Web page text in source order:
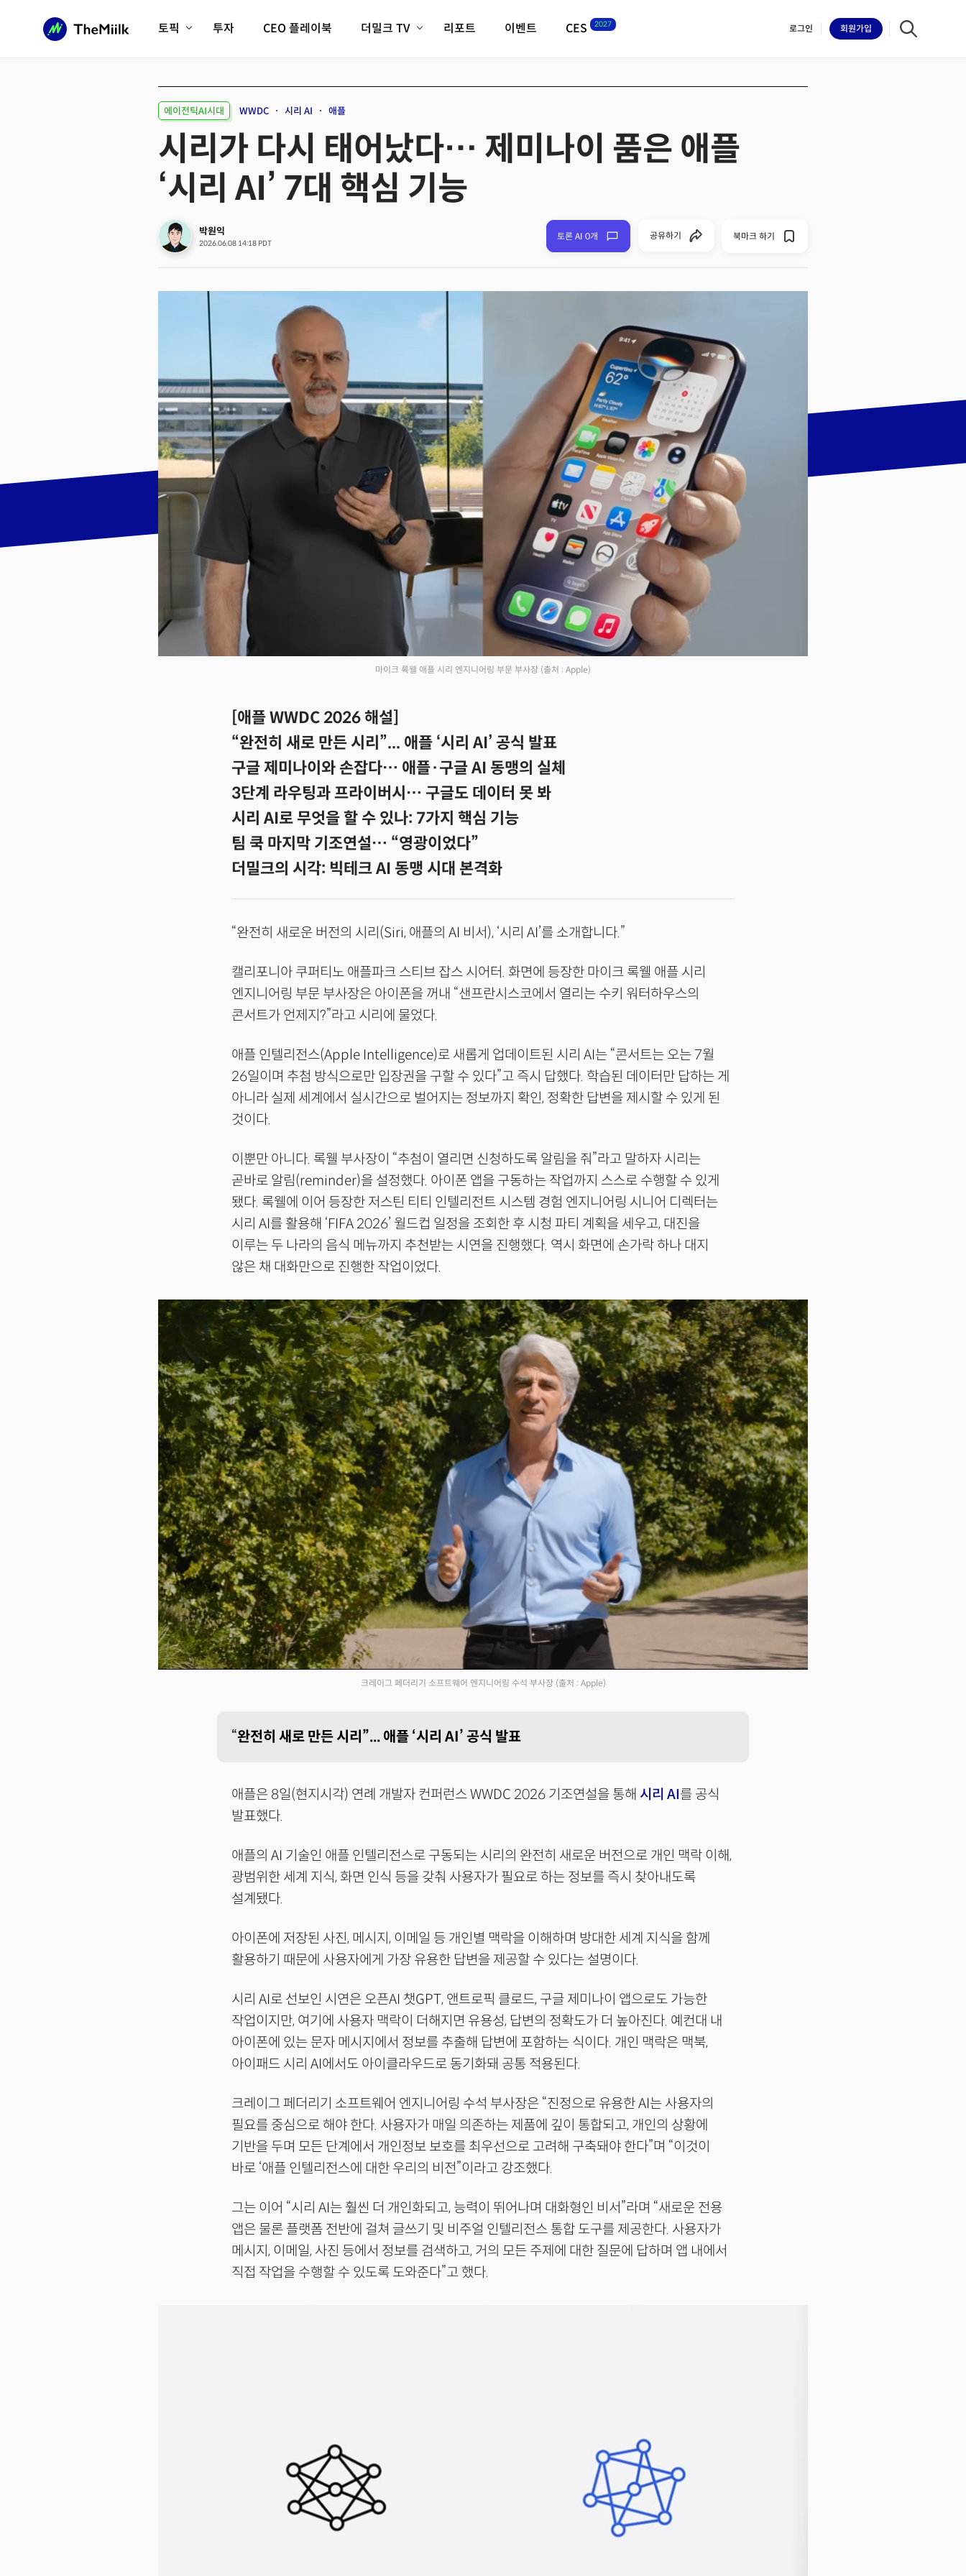
토픽
피지컬AI/로봇
AX비즈니스혁명
디지털자산
미래 교육/직업
전체 기사 보기
투자 CEO 플레이북 더밀크 TV
크리스의 뉴욕 시그널
더밀크 아카데미
더웨이브/트렌드쇼
리포트 이벤트 CES 2027
필드 가이드
CES2027 with TheMiilk
로그인 회원가입
에이전틱AI시대 WWDC 시리 AI 애플
시리가 다시 태어났다… 제미나이 품은 애플
‘시리 AI’ 7대 핵심 기능
박원익
2026.06.08 14:18 PDT
토론 AI 0개 공유하기
Facebook Twitter Kakaotalk LinkedIn
기사링크 복사하기
북마크 하기
마이크 록웰 애플 시리 엔지니어링 부문 부사장 (출처 : Apple)
[애플 WWDC 2026 해설]
“완전히 새로 만든 시리”... 애플 ‘시리 AI’ 공식 발표
구글 제미나이와 손잡다… 애플·구글 AI 동맹의 실체
3단계 라우팅과 프라이버시… 구글도 데이터 못 봐
시리 AI로 무엇을 할 수 있나: 7가지 핵심 기능
팀 쿡 마지막 기조연설… “영광이었다”
더밀크의 시각: 빅테크 AI 동맹 시대 본격화
“완전히 새로운 버전의 시리(Siri, 애플의 AI 비서), ‘시리 AI’를 소개합니다.”
캘리포니아 쿠퍼티노 애플파크 스티브 잡스 시어터. 화면에 등장한 마이크 록웰 애플 시리
엔지니어링 부문 부사장은 아이폰을 꺼내 “샌프란시스코에서 열리는 수키 워터하우스의
콘서트가 언제지?”라고 시리에 물었다.
애플 인텔리전스(Apple Intelligence)로 새롭게 업데이트된 시리 AI는 “콘서트는 오는 7월
26일이며 추첨 방식으로만 입장권을 구할 수 있다”고 즉시 답했다. 학습된 데이터만 답하는 게
아니라 실제 세계에서 실시간으로 벌어지는 정보까지 확인, 정확한 답변을 제시할 수 있게 된
것이다.
이뿐만 아니다. 록웰 부사장이 “추첨이 열리면 신청하도록 알림을 줘”라고 말하자 시리는
곧바로 알림(reminder)을 설정했다. 아이폰 앱을 구동하는 작업까지 스스로 수행할 수 있게
됐다. 록웰에 이어 등장한 저스틴 티티 인텔리전트 시스템 경험 엔지니어링 시니어 디렉터는
시리 AI를 활용해 ‘FIFA 2026’ 월드컵 일정을 조회한 후 시청 파티 계획을 세우고, 대진을
이루는 두 나라의 음식 메뉴까지 추천받는 시연을 진행했다. 역시 화면에 손가락 하나 대지
않은 채 대화만으로 진행한 작업이었다.
크레이그 페더리기 소프트웨어 엔지니어링 수석 부사장 (출처 : Apple)
“완전히 새로 만든 시리”... 애플 ‘시리 AI’ 공식 발표
애플은 8일(현지시각) 연례 개발자 컨퍼런스 WWDC 2026 기조연설을 통해 시리 AI를 공식
발표했다.
애플의 AI 기술인 애플 인텔리전스로 구동되는 시리의 완전히 새로운 버전으로 개인 맥락 이해,
광범위한 세계 지식, 화면 인식 등을 갖춰 사용자가 필요로 하는 정보를 즉시 찾아내도록
설계됐다.
아이폰에 저장된 사진, 메시지, 이메일 등 개인별 맥락을 이해하며 방대한 세계 지식을 함께
활용하기 때문에 사용자에게 가장 유용한 답변을 제공할 수 있다는 설명이다.
시리 AI로 선보인 시연은 오픈AI 챗GPT, 앤트로픽 클로드, 구글 제미나이 앱으로도 가능한
작업이지만, 여기에 사용자 맥락이 더해지면 유용성, 답변의 정확도가 더 높아진다. 예컨대 내
아이폰에 있는 문자 메시지에서 정보를 추출해 답변에 포함하는 식이다. 개인 맥락은 맥북,
아이패드 시리 AI에서도 아이클라우드로 동기화돼 공통 적용된다.
크레이그 페더리기 소프트웨어 엔지니어링 수석 부사장은 “진정으로 유용한 AI는 사용자의
필요를 중심으로 해야 한다. 사용자가 매일 의존하는 제품에 깊이 통합되고, 개인의 상황에
기반을 두며 모든 단계에서 개인정보 보호를 최우선으로 고려해 구축돼야 한다”며 “이것이
바로 ‘애플 인텔리전스에 대한 우리의 비전”이라고 강조했다.
그는 이어 “시리 AI는 훨씬 더 개인화되고, 능력이 뛰어나며 대화형인 비서”라며 “새로운 전용
앱은 물론 플랫폼 전반에 걸쳐 글쓰기 및 비주얼 인텔리전스 통합 도구를 제공한다. 사용자가
메시지, 이메일, 사진 등에서 정보를 검색하고, 거의 모든 주제에 대한 질문에 답하며 앱 내에서
직접 작업을 수행할 수 있도록 도와준다”고 했다.